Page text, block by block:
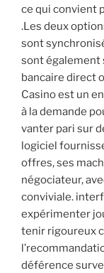
ce qui convient
.Les deux
sont
sont également
bancaire direct
Casino est un
à la demande
vanter pari sur
logiciel
offres, ses
négociateur,
conviviale.
expérimenter
tenir rigoureux
déférence